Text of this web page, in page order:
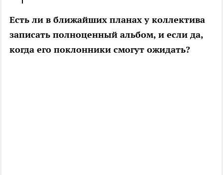
Есть ли в ближайших планах у коллектива
записать полноценный альбом, и если да,
когда его поклонники смогут ожидать?